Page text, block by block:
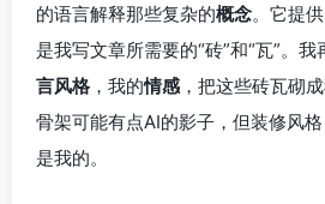
的语言解释那些复杂的概念。它提
是我写文章所需要的“砖”和“瓦”。我
言风格，我的情感 ，把这些砖瓦砌
骨架可能有点AI的影子，但装修风
是我的。